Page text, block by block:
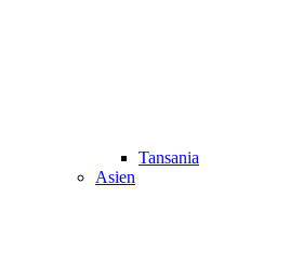
Tansania
Asien